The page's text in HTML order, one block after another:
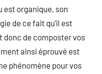
est organique, son
de ce fait qu’il est
donc de composter vos
ainsi éprouvé est
phénomène pour vos